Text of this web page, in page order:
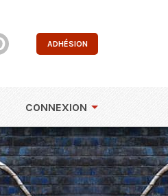
ADHÉSION
CONNEXION